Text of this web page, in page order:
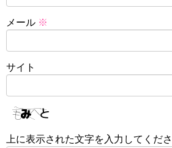
メール ※
サイト
上に表示された文字を入力してくださ